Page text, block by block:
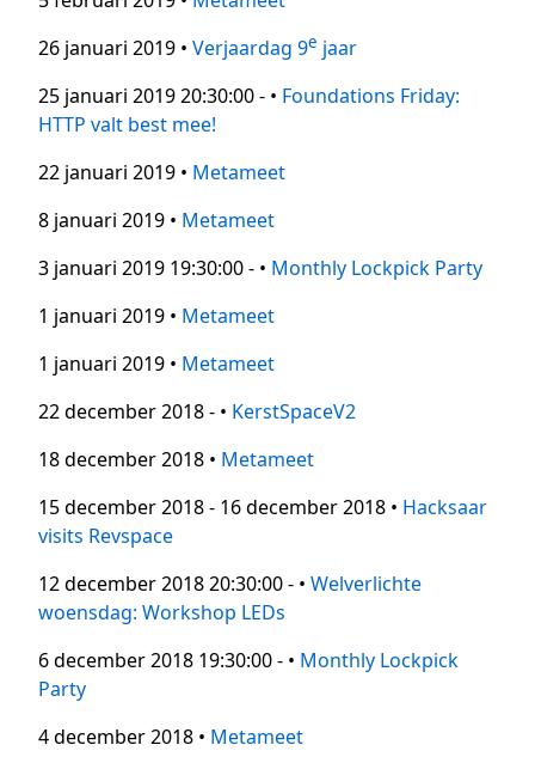
26 januari 2019 • Verjaardag 9e jaar
25 januari 2019 20:30:00 - • Foundations Friday:
HTTP valt best mee!
22 januari 2019 • Metameet
8 januari 2019 • Metameet
3 januari 2019 19:30:00 - • Monthly Lockpick Party
1 januari 2019 • Metameet
1 januari 2019 • Metameet
22 december 2018 - • KerstSpaceV2
18 december 2018 • Metameet
15 december 2018 - 16 december 2018 • Hacksaar
visits Revspace
12 december 2018 20:30:00 - • Welverlichte
woensdag: Workshop LEDs
6 december 2018 19:30:00 - • Monthly Lockpick
Party
4 december 2018 • Metameet